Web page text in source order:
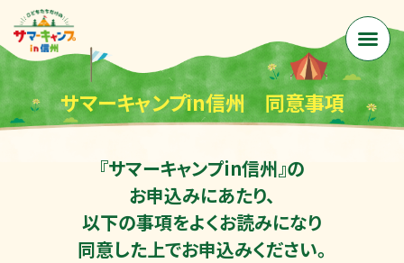
サマーキャンプin信州 同意事項
『サマーキャンプin信州』の
お申込みにあたり、
以下の事項をよくお読みになり
同意した上でお申込みください。